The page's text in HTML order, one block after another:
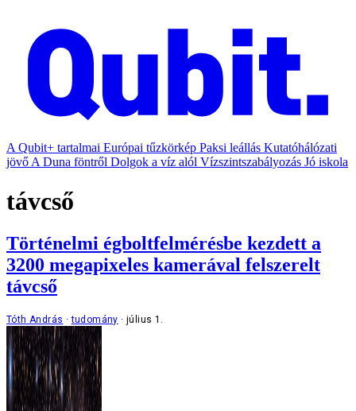
A Qubit+ tartalmai Európai tűzkörkép Paksi leállás Kutatóhálózati
jövő A Duna föntről Dolgok a víz alól Vízszintszabályozás Jó iskola
távcső
Történelmi égboltfelmérésbe kezdett a
3200 megapixeles kamerával felszerelt
távcső
Tóth András tudomány július 1.